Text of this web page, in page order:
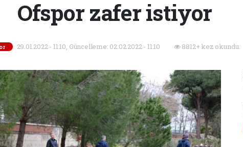
Ofspor zafer istiyor
29.01.2022 - 11:10, Güncelleme: 02.02.2022 - 11:10 8812+ kez okundu.